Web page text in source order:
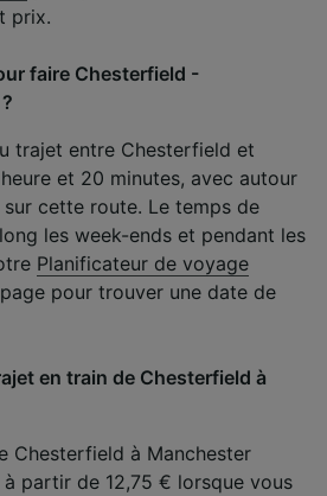
prix.
faire Chesterfield -
trajet entre Chesterfield et
et 20 minutes, avec autour
cette route. Le temps de
les week-ends et pendant les
Planificateur de voyage
pour trouver une date de
en train de Chesterfield à
Chesterfield à Manchester
partir de 12,75 € lorsque vous